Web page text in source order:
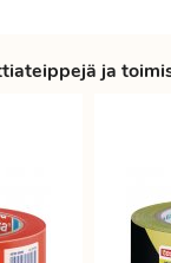
ja